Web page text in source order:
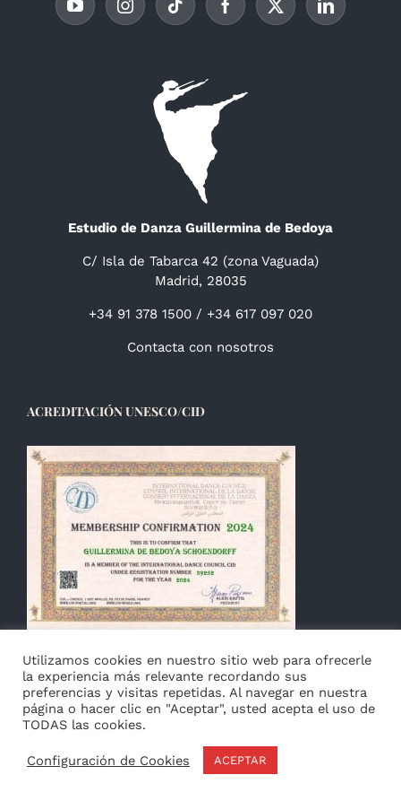
Estudio de Danza Guillermina de Bedoya
C/ Isla de Tabarca 42 (zona Vaguada)
Madrid, 28035
+34 91 378 1500 / +34 617 097 020
Contacta con nosotros
ACREDITACIÓN UNESCO/CID
© Copyright 2014 - 2026 Guillermina de Bedoya |
Privacidad&Cookies|Français
Utilizamos cookies en nuestro sitio web para ofrecerle
la experiencia más relevante recordando sus
preferencias y visitas repetidas. Al navegar en nuestra
página o hacer clic en "Aceptar", usted acepta el uso de
TODAS las cookies.
Configuración de Cookies ACEPTAR